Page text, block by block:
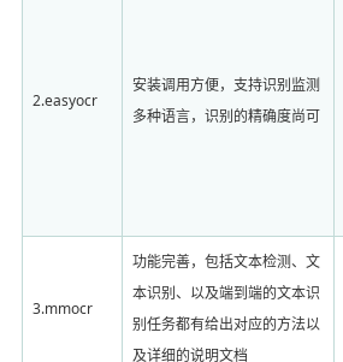
2.easyocr
安装调用方便，支持识别监测
多种语言，识别的精确度尚可
3.mmocr
功能完善，包括文本检测、文
本识别、以及端到端的文本识
别任务都有给出对应的方法以
及详细的说明文档